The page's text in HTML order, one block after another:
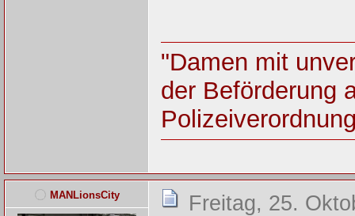
"Damen mit
der Beförderung
MANLionsCity Freitag, 25.